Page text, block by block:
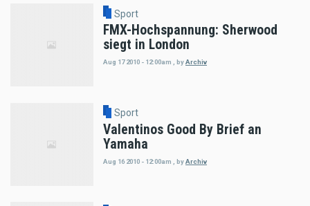
Sport
FMX-Hochspannung: Sherwood
siegt in London
Aug 17 2010 - 12:00am byArchiv
Sport
Valentinos Good By Brief an
Yamaha
Aug 16 2010 - 12:00am byArchiv